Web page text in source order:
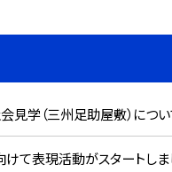
学（三州足助屋敷）につ
て表現活動がスタートしま